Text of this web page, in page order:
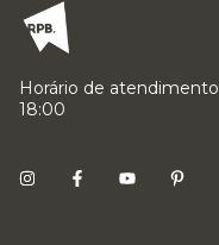
Horário de
18:00